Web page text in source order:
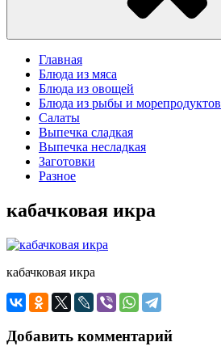
Главная
Блюда из мяса
Блюда из овощей
Блюда из рыбы и морепродуктов
Салаты
Выпечка сладкая
Выпечка несладкая
Заготовки
Разное
кабачковая икра
кабачковая икра
Добавить комментарий